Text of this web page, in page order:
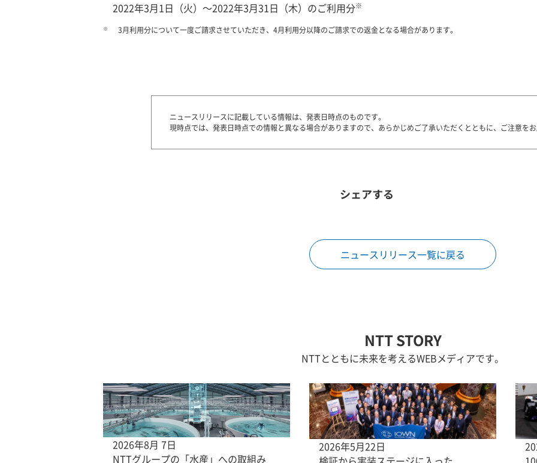
2022年3月1日（火）～2022年3月31日（木）のご利用分※
※ 3月利用分について一度ご請求させていただき、4月利用分以降のご請求での返金となる場合があります。
ニュースリリースに記載している情報は、発表日時点のものです。
現時点では、発表日時点での情報と異なる場合がありますので、あらかじめご了承いただくとともに、ご注意を
シェアする
ニュースリリース一覧に戻る
NTT STORY
NTTとともに未来を考えるWEBメディアです。
2026年8月 7日
NTTグループの「水産」への取組み
2026年5月22日